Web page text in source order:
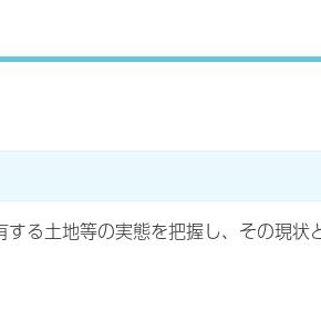
る土地等の実態を把握し、その現状